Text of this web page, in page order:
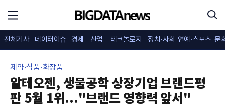
전체기사 데이터이슈 경제 산업 테크놀로지 정치·사회 연예·스포츠 문
제약·식품·화장품
알테오젠, 생물공학 상장기업 브랜드평
판 5월 1위..."브랜드 영향력 앞서"